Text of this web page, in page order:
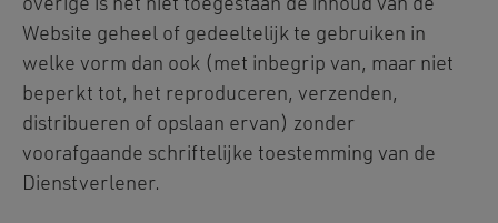
overige is het niet toegestaan de inhoud van de
Website geheel of gedeeltelijk te gebruiken in
welke vorm dan ook (met inbegrip van, maar niet
beperkt tot, het reproduceren, verzenden,
distribueren of opslaan ervan) zonder
voorafgaande schriftelijke toestemming van de
Dienstverlener.